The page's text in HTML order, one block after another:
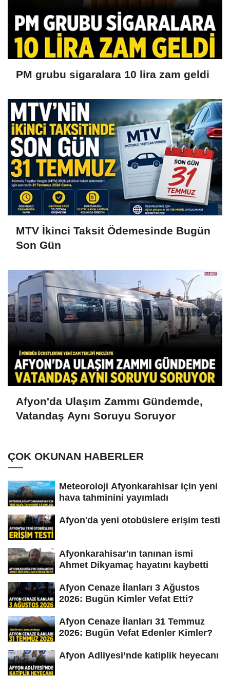
PM grubu sigaralara 10 lira zam geldi
MTV İkinci Taksit Ödemesinde Bugün
Son Gün
Afyon'da Ulaşım Zammı Gündemde,
Vatandaş Aynı Soruyu Soruyor
ÇOK OKUNAN HABERLER
Meteoroloji Afyonkarahisar için yeni
hava tahminini yayımladı
Afyon'da yeni otobüslere erişim testi
Afyonkarahisar'ın tanınan ismi
Ahmet Dikyamaç hayatını kaybetti
Afyon Cenaze İlanları 3 Ağustos
2026: Bugün Kimler Vefat Etti?
Afyon Cenaze İlanları 31 Temmuz
2026: Bugün Vefat Edenler Kimler?
Afyon Adliyesi’nde katiplik heyecanı